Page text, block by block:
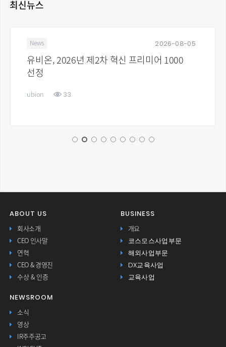
최신뉴스
2026-08-05
News
유비온, 2026년 제2차 혁신 프리미어 1000
선정
ubion 33
ABOUT US
회사소개
CEO 인사말
연혁
CEO & 경영진
수상 & 인증
BUSINESS
개요
코스모스사업부문
해외사업부문
DX교육사업
교육사업
NEWSROOM
소식
영상
IR주주공고